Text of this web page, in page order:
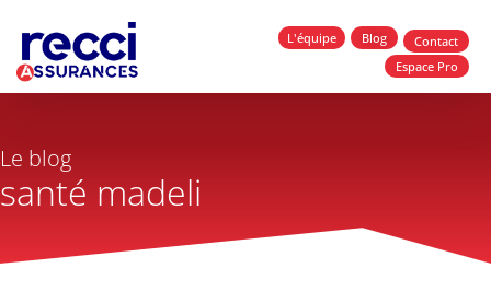
L'équipe Blog
Contact
Espace Pro
Le blog
santé madeli